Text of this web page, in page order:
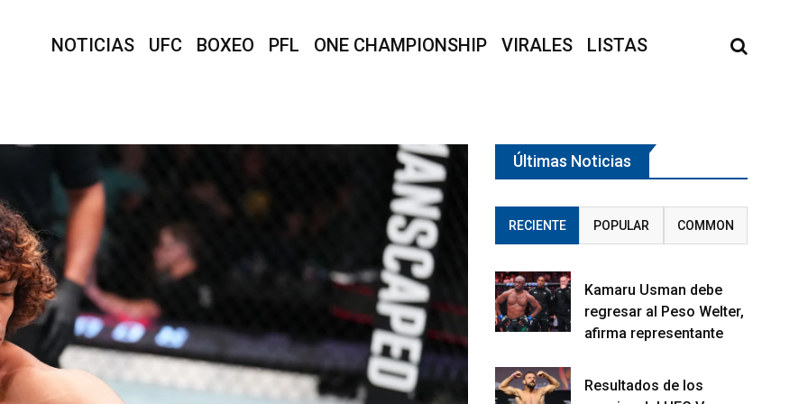
NOTICIAS UFC BOXEO PFL ONE CHAMPIONSHIP VIRALES LISTAS
Últimas Noticias
RECIENTE POPULAR COMMON
Kamaru Usman debe
regresar al Peso Welter,
afirma representante
Resultados de los